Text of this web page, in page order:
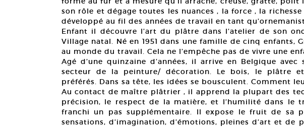
son rôle et dégage toutes les nuances , la force , la
développé au fil des années de travail en tant
Enfant il découvre l’art du plâtre dans l’atelier de son
Village natal. Né en 1951 dans une famille de cinq enfants,
au monde du travail. Cela ne l’empêche pas de vivre une
Agé d’une quinzaine d’années, il arrive en Belgique
secteur de la peinture/ décoration. Le bois, le plâtre
préférés. Dans sa tête, les idées se bousculent. Comment
Au contact de maître plâtrier , il apprend la plupart des
précision, le respect de la matière, et l’humilité dans le
franchi un pas supplémentaire. Il expose le fruit de sa
sensations, d’imagination, d’émotions, pleines d’art et